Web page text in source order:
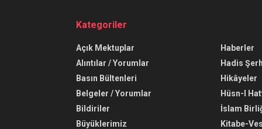
Kategoriler
Açık Mektuplar
Alıntılar / Yorumlar
Basın Bültenleri
Belgeler / Yorumlar
Bildiriler
Büyüklerimiz
Haberler
Hadis
Hikâyeler
Hüsn-I
İslam
Kitabe-